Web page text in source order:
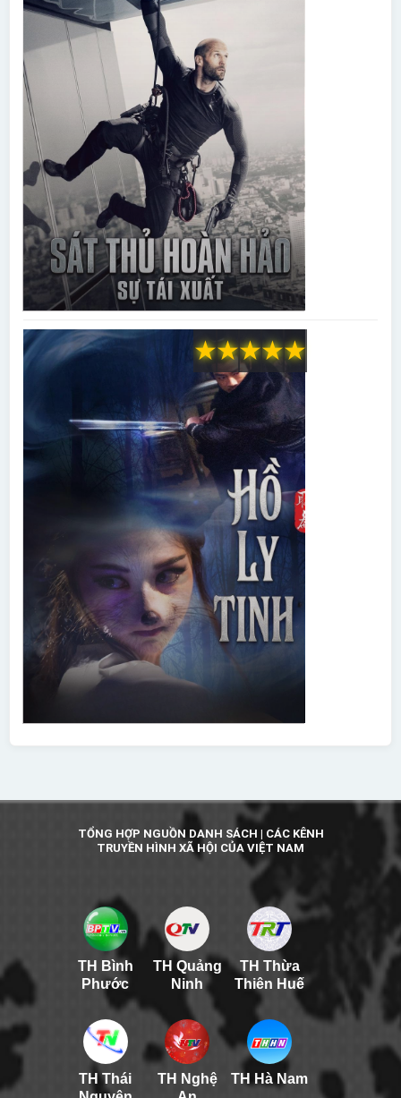
★
★
★
★
★
TỔNG HỢP NGUỒN DANH SÁCH | CÁC KÊNH
TRUYỀN HÌNH XÃ HỘI CỦA VIỆT NAM
TH Bình
Phước
TH Quảng
Ninh
TH Thừa
Thiên Huế
TH Thái
TH Nghệ
TH Hà Nam